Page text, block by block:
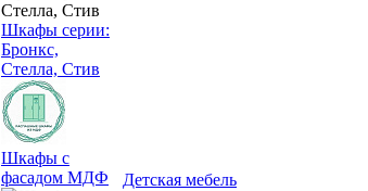
Шкафы серии:
Бронкс,
Стелла, Стив
Шкафы с
фасадом МДФ
Детская мебель